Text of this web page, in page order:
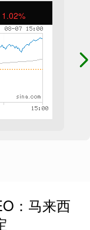
1.02%
：马来西